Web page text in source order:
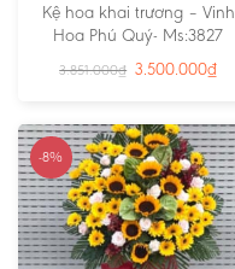
Kệ hoa khai trương – Vinh
Hoa Phú Quý- Ms:3827
3.851.000₫ 3.500.000₫
-8%